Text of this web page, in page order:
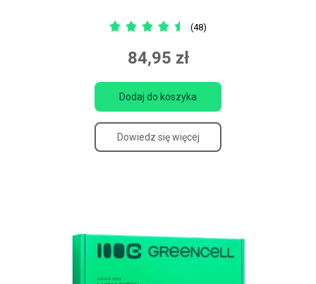
(48)
84,95 zł
Dodaj do koszyka
Dowiedz się więcej